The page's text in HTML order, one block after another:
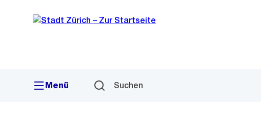
Navigation
Sprunglink
Menü Suchen